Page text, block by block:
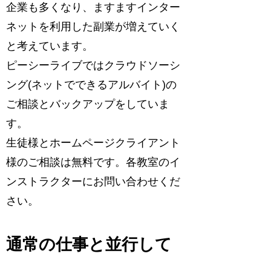
企業も多くなり、ますますインター
ネットを利用した副業が増えていく
と考えています。
ピーシーライブではクラウドソーシ
ング(ネットでできるアルバイト)の
ご相談とバックアップをしていま
す。
生徒様とホームページクライアント
様のご相談は無料です。各教室のイ
ンストラクターにお問い合わせくだ
さい。
通常の仕事と並行して